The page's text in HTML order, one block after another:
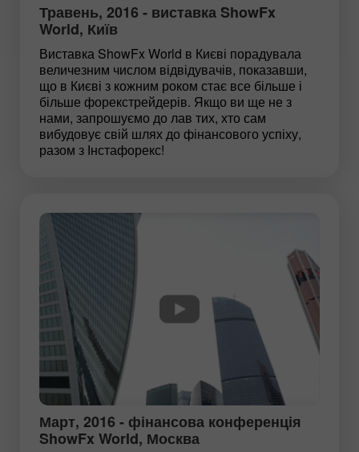
Травень, 2016 - виставка ShowFx
World, Київ
Виставка ShowFx World в Києві порадувала
величезним числом відвідувачів, показавши,
що в Києві з кожним роком стає все більше і
більше форекстрейдерів. Якщо ви ще не з
нами, запрошуємо до лав тих, хто сам
вибудовує свій шлях до фінансового успіху,
разом з Інстафорекс!
Март, 2016 - фінансова конференція
ShowFx World, Москва